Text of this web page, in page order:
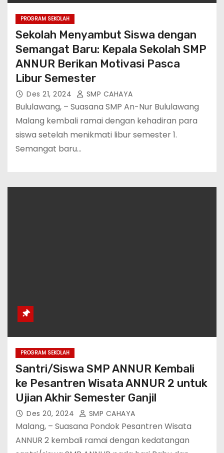
PROGRAM SEKOLAH
Sekolah Menyambut Siswa dengan
Semangat Baru: Kepala Sekolah SMP
ANNUR Berikan Motivasi Pasca
Libur Semester
Des 21, 2024 SMP CAHAYA
Bululawang, – Suasana SMP An-Nur Bululawang
Malang kembali ramai dengan kehadiran para
siswa setelah menikmati libur semester 1.
Semangat baru…
PROGRAM SEKOLAH
Santri/Siswa SMP ANNUR Kembali
ke Pesantren Wisata ANNUR 2 untuk
Ujian Akhir Semester Ganjil
Des 20, 2024 SMP CAHAYA
Malang, – Suasana Pondok Pesantren Wisata
ANNUR 2 kembali ramai dengan kedatangan